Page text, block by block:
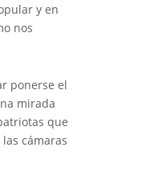
y en
nos
ponerse el
mirada
que
cámaras